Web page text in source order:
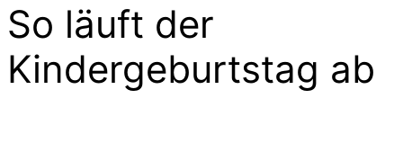
So läuft der
Kindergeburtstag ab